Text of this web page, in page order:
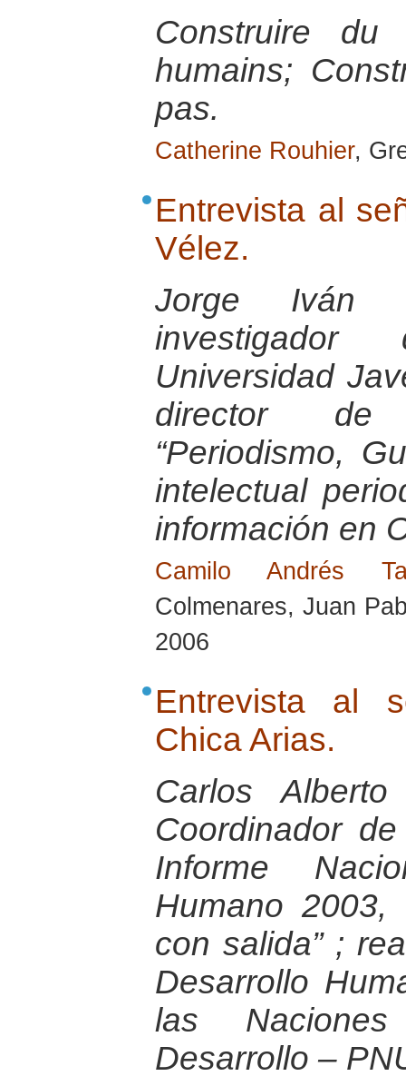
Construire
humains;
pas.
Catherine Rouhier,
Entrevista al
Vélez.
Jorge Iván
Universidad
director de
“Periodismo,
intelectual
información en
Camilo Andrés
Colmenares, Juan
2006
Entrevista al
Chica Arias.
Carlos
Coordinador
Informe
Humano 2003,
con salida” ;
Desarrollo
las
Desarrollo –